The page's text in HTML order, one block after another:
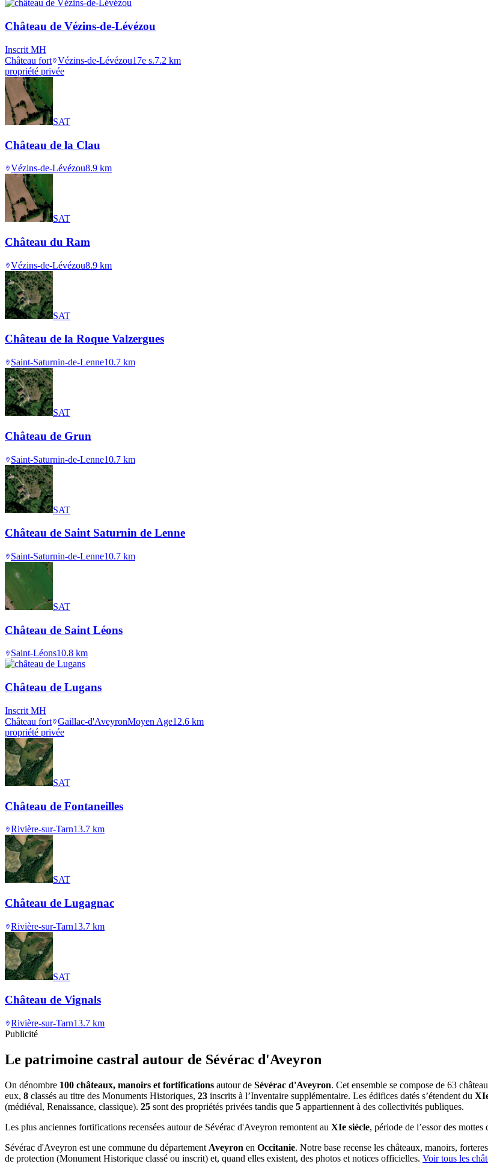
Château de Vézins-de-Lévézou
Inscrit MH
Château fort Vézins-de-Lévézou17e s.7.2 km
propriété privée
SAT
Château de la Clau
Vézins-de-Lévézou8.9 km
SAT
Château du Ram
Vézins-de-Lévézou8.9 km
SAT
Château de la Roque Valzergues
Saint-Saturnin-de-Lenne10.7 km
SAT
Château de Grun
Saint-Saturnin-de-Lenne10.7 km
SAT
Château de Saint Saturnin de Lenne
Saint-Saturnin-de-Lenne10.7 km
SAT
Château de Saint Léons
Saint-Léons10.8 km
Château de Lugans
Inscrit MH
Château fort Gaillac-d'AveyronMoyen Age12.6 km
propriété privée
SAT
Château de Fontaneilles
Rivière-sur-Tarn13.7 km
SAT
Château de Lugagnac
Rivière-sur-Tarn13.7 km
SAT
Château de Vignals
Rivière-sur-Tarn13.7 km
Publicité
Le patrimoine castral autour de Sévérac d'Aveyron
On dénombre 100 châteaux, manoirs et fortifications autour de Sévérac d'Aveyron. Cet ensemble se compose de 63
eux, 8 classés au titre des Monuments Historiques, 23 inscrits à l’Inventaire supplémentaire. Les édifices datés s’étendent du
(médiéval, Renaissance, classique). 25 sont des propriétés privées tandis que 5 appartiennent à des collectivités publiques.
Les plus anciennes fortifications recensées autour de Sévérac d'Aveyron remontent au XIe siècle, période de l’essor des
Sévérac d'Aveyron est une commune du département Aveyron en Occitanie. Notre base recense les châteaux, manoirs,
de protection (Monument Historique classé ou inscrit) et, quand elles existent, des photos et notices officielles. Voir tous les